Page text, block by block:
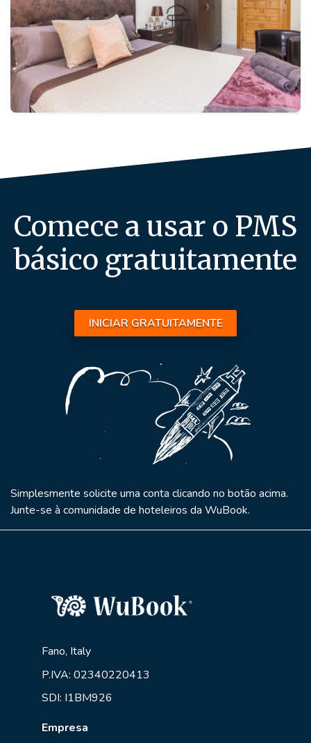
Comece a usar o PMS
básico gratuitamente
INICIAR GRATUITAMENTE
Simplesmente solicite uma conta clicando no botão acima.
Junte-se à comunidade de hoteleiros da WuBook.
Fano, Italy
P.IVA: 02340220413
SDI: I1BM926
Empresa